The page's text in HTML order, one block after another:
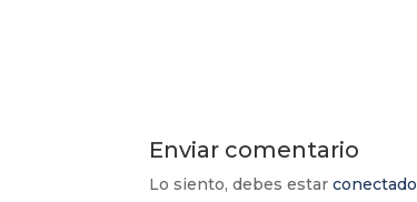
Enviar comentario
Lo siento, debes estarconectado